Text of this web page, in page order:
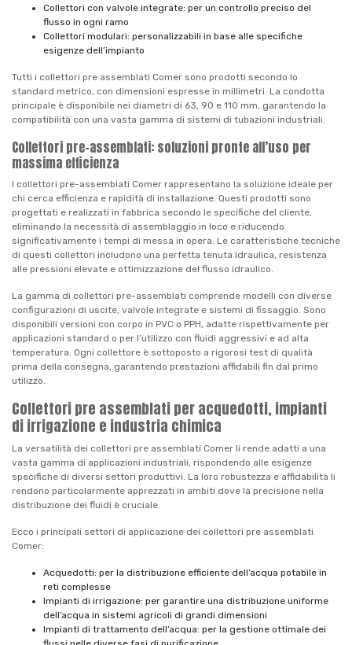
Collettori con valvole integrate: per un controllo preciso del
flusso in ogni ramo
Collettori modulari: personalizzabili in base alle specifiche
esigenze dell’impianto
Tutti i collettori pre assemblati Comer sono prodotti secondo lo
standard metrico, con dimensioni espresse in millimetri. La condotta
principale è disponibile nei diametri di 63, 90 e 110 mm, garantendo la
compatibilità con una vasta gamma di sistemi di tubazioni industriali.
Collettori pre-assemblati: soluzioni pronte all’uso per
massima efficienza
I collettori pre-assemblati Comer rappresentano la soluzione ideale per
chi cerca efficienza e rapidità di installazione. Questi prodotti sono
progettati e realizzati in fabbrica secondo le specifiche del cliente,
eliminando la necessità di assemblaggio in loco e riducendo
significativamente i tempi di messa in opera. Le caratteristiche tecniche
di questi collettori includono una perfetta tenuta idraulica, resistenza
alle pressioni elevate e ottimizzazione del flusso idraulico.
La gamma di collettori pre-assemblati comprende modelli con diverse
configurazioni di uscite, valvole integrate e sistemi di fissaggio. Sono
disponibili versioni con corpo in PVC o PPH, adatte rispettivamente per
applicazioni standard o per l’utilizzo con fluidi aggressivi e ad alta
temperatura. Ogni collettore è sottoposto a rigorosi test di qualità
prima della consegna, garantendo prestazioni affidabili fin dal primo
utilizzo.
Collettori pre assemblati per acquedotti, impianti
di irrigazione e industria chimica
La versatilità dei collettori pre assemblati Comer li rende adatti a una
vasta gamma di applicazioni industriali, rispondendo alle esigenze
specifiche di diversi settori produttivi. La loro robustezza e affidabilità li
rendono particolarmente apprezzati in ambiti dove la precisione nella
distribuzione dei fluidi è cruciale.
Ecco i principali settori di applicazione dei collettori pre assemblati
Comer:
Acquedotti: per la distribuzione efficiente dell’acqua potabile in
reti complesse
Impianti di irrigazione: per garantire una distribuzione uniforme
dell’acqua in sistemi agricoli di grandi dimensioni
Impianti di trattamento dell’acqua: per la gestione ottimale dei